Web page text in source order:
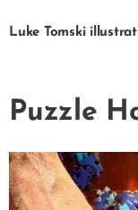
Luke Tomski
Puzzle